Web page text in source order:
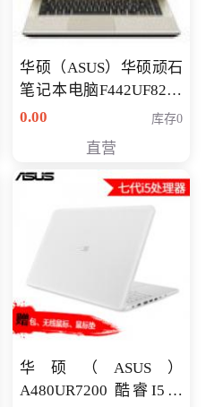
华硕（ASUS）华硕顽石
笔记本电脑F442UF8250
八代独显轻薄办公商务
0.00 库存0
直营
华硕（ASUS）
A480UR7200 酷睿I5超